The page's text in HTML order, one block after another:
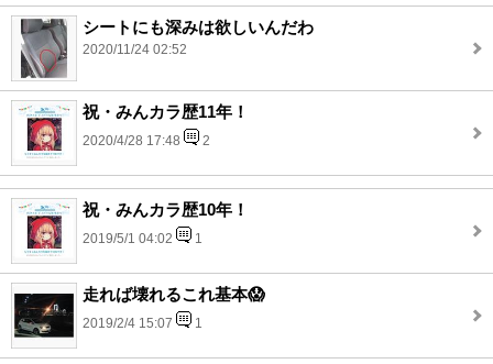
シートにも深みは欲しいんだわ
2020/11/24 02:52
祝・みんカラ歴11年！
2020/4/28 17:48 2
祝・みんカラ歴10年！
2019/5/1 04:02 1
走れば壊れるこれ基本😱
2019/2/4 15:07 1